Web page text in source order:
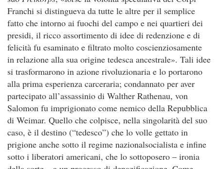
Franchi si distingueva da tutte le altre per il semplice
fatto che intorno ai fuochi del campo e nei quartieri dei
presidi, il ricco assortimento di idee di redenzione e di
felicità fu esaminato e filtrato molto coscienziosamente
in relazione alla sua origine tedesca ancestrale». Tali idee
si trasformarono in azione rivoluzionaria e lo portarono
alla prima esperienza carceraria; condannato per aver
partecipato all’assassinio di Walther Rathenau, von
Salomon fu imprigionato come nemico della Repubblica
di Weimar. Quello che colpisce, nella singolarità del suo
caso, è il destino (“tedesco”) che lo volle gettato in
prigione anche sotto il regime nazionalsocialista e infine
sotto i liberatori americani, che lo sottoposero – ironia